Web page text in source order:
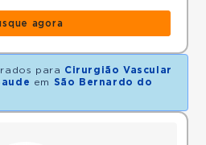
agora
para Cirurgião Vascular
em
São Bernardo do